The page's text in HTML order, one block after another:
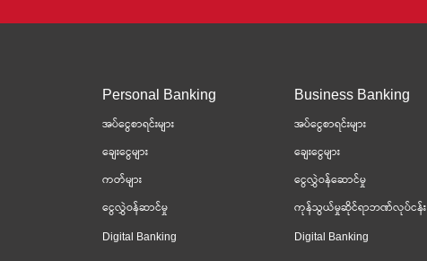
Personal Banking
အပ်ငွေစာရင်းများ
ချေးငွေများ
ကတ်များ
ငွေလွှဲဝန်ဆာင်မှု
Digital Banking
Business Banking
အပ်ငွေစာရင်းများ
ချေးငွေများ
ငွေလွှဲဝန်ဆောင်မှု
ကုန်သွယ်မှုဆိုင်ရာဘဏ်လုပ်ငန်း
Digital Banking